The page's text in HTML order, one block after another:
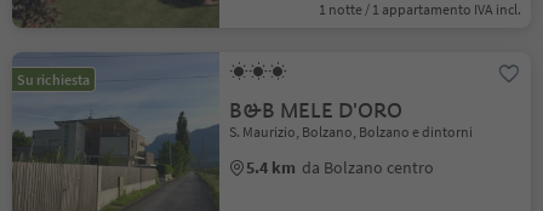
1 notte / 1 appartamento IVA incl.
Su richiesta
B&B MELE D'ORO
S. Maurizio, Bolzano, Bolzano e dintorni
5.4 km da Bolzano centro